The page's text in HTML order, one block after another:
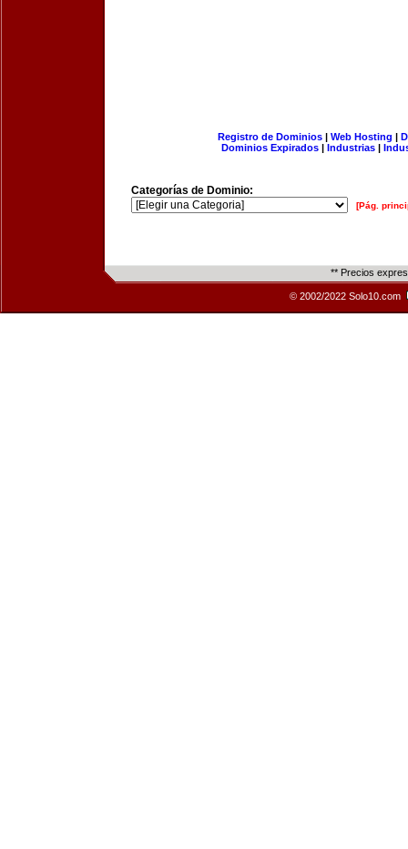
Registro de Dominios| Web Hosting |
Dominios Expirados | Industrias |
Categorías de Dominio:
[Pág.
** Precios
© 2002/2022 Solo10.com